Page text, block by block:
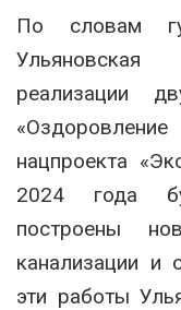
По словам
реализации
нацпроекта
2024 года
построены
канализации и
эти работы